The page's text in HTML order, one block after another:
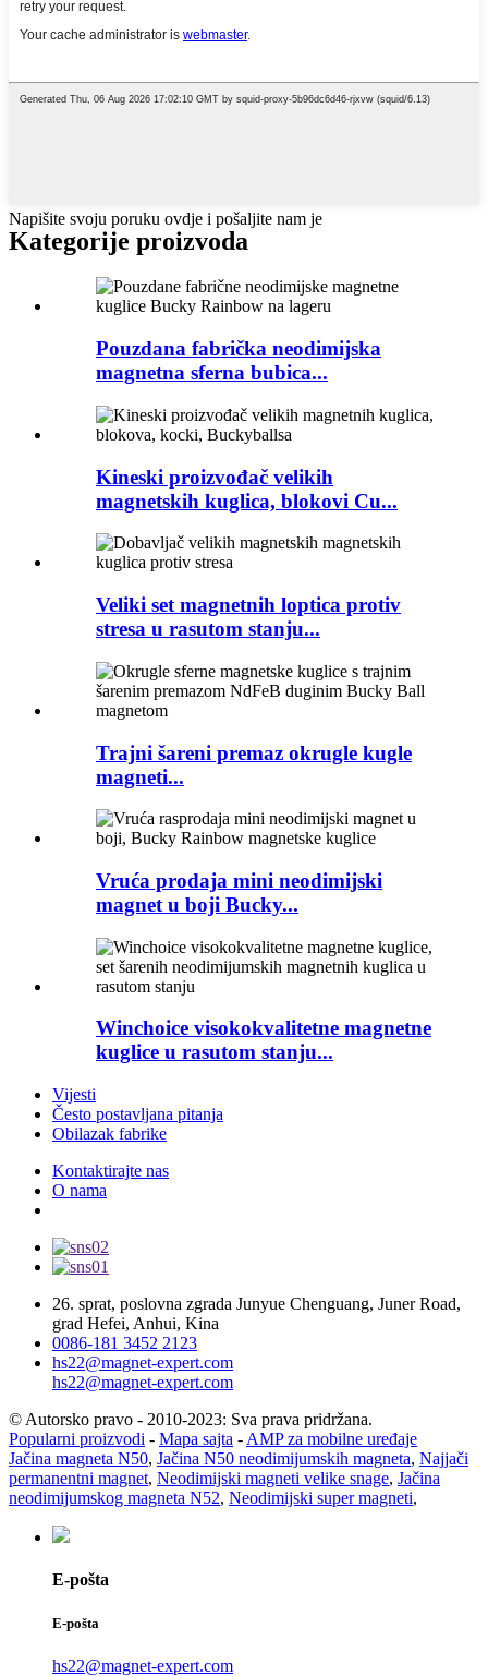
Napišite svoju poruku ovdje i pošaljite nam je
Kategorije proizvoda
Pouzdana fabrička neodimijska
magnetna sferna bubica...
Kineski proizvođač velikih
magnetskih kuglica, blokovi Cu...
Veliki set magnetnih loptica protiv
stresa u rasutom stanju...
Trajni šareni premaz okrugle kugle
magneti...
Vruća prodaja mini neodimijski
magnet u boji Bucky...
Winchoice visokokvalitetne magnetne
kuglice u rasutom stanju...
Vijesti
Često postavljana pitanja
Obilazak fabrike
Kontaktirajte nas
O nama
26. sprat, poslovna zgrada Junyue Chenguang, Juner Road,
grad Hefei, Anhui, Kina
0086-181 3452 2123
hs22@magnet-expert.com
hs22@magnet-expert.com
© Autorsko pravo - 2010-2023: Sva prava pridržana.
Popularni proizvodi - Mapa sajta - AMP za mobilne uređaje
Jačina magneta N50, Jačina N50 neodimijumskih magneta, Najjači
permanentni magnet, Neodimijski magneti velike snage, Jačina
neodimijumskog magneta N52, Neodimijski super magneti,
E-pošta
E-pošta
hs22@magnet-expert.com